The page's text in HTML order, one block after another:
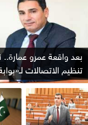
بعد واقعة عمرو
تنظيم الاتصالات
من يوقع...